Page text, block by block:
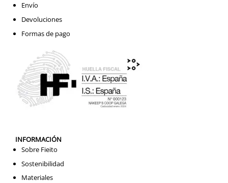
Envío
Devoluciones
Formas de pago
INFORMACIÓN
Sobre Fieito
Sostenibilidad
Materiales